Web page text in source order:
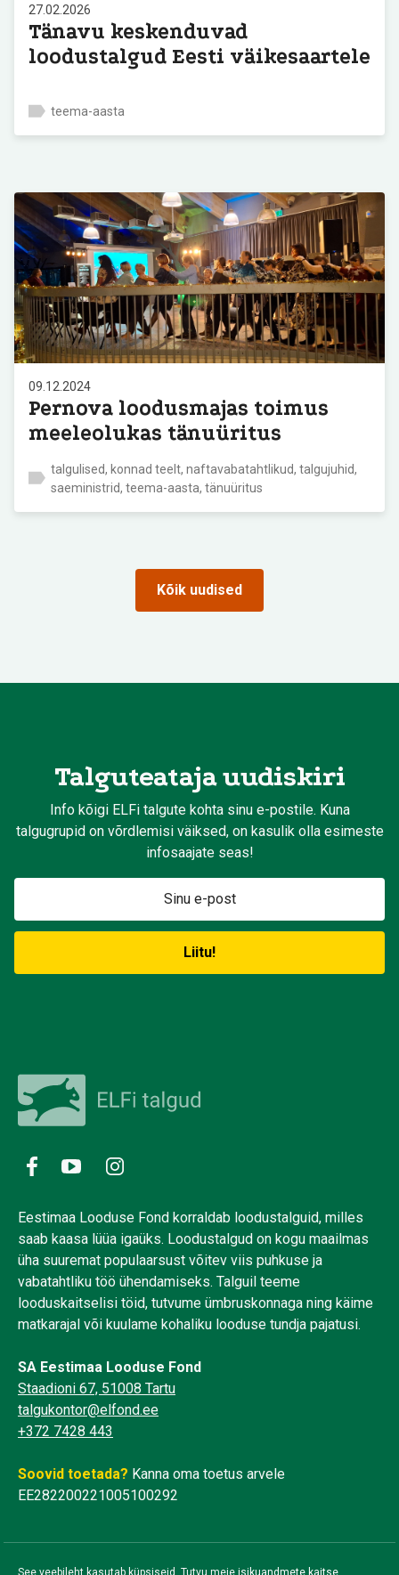
27.02.2026
Tänavu keskenduvad
loodustalgud Eesti väikesaartele
teema-aasta
09.12.2024
Pernova loodusmajas toimus
meeleolukas tänuüritus
talgulised, konnad teelt, naftavabatahtlikud, talgujuhid,
saeministrid, teema-aasta, tänuüritus
Kõik uudised
Talguteataja uudiskiri
Info kõigi ELFi talgute kohta sinu e-postile. Kuna
talgugrupid on võrdlemisi väiksed, on kasulik olla esimeste
infosaajate seas!
Eestimaa Looduse Fond korraldab loodustalguid, milles
saab kaasa lüüa igaüks. Loodustalgud on kogu maailmas
üha suuremat populaarsust võitev viis puhkuse ja
vabatahtliku töö ühendamiseks. Talguil teeme
looduskaitselisi töid, tutvume ümbruskonnaga ning käime
matkarajal või kuulame kohaliku looduse tundja pajatusi.
SA Eestimaa Looduse Fond
Staadioni 67, 51008 Tartu
talgukontor@elfond.ee
+372 7428 443
Soovid toetada? Kanna oma toetus arvele
EE282200221005100292
See veebileht kasutab küpsiseid. Tutvu meie isikuandmete kaitse